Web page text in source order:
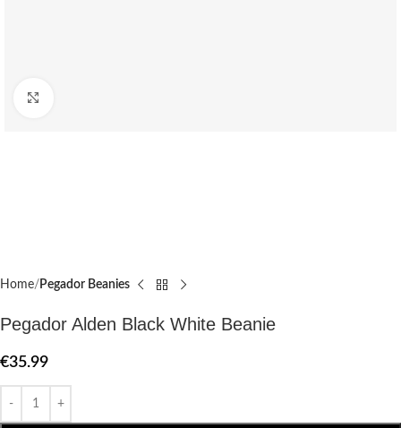
Home Pegador Beanies
Pegador Alden Black White Beanie
€35.99